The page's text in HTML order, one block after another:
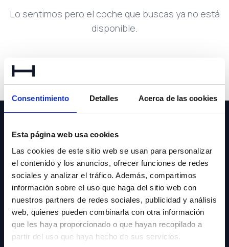
Consentimiento Detalles Acerca de las cookies
Esta página web usa cookies
Las cookies de este sitio web se usan para personalizar
el contenido y los anuncios, ofrecer funciones de redes
sociales y analizar el tráfico. Además, compartimos
información sobre el uso que haga del sitio web con
nuestros partners de redes sociales, publicidad y análisis
web, quienes pueden combinarla con otra información
que les haya proporcionado o que hayan recopilado a
partir del uso que haya hecho de sus servicios.
Lo sentimos pero el coche que buscas ya no está
disponible.
NEWSLETTER
Suscríbete y recibe las últimas novedades y ofertas.
Acepto los
Términos y
Condiciones